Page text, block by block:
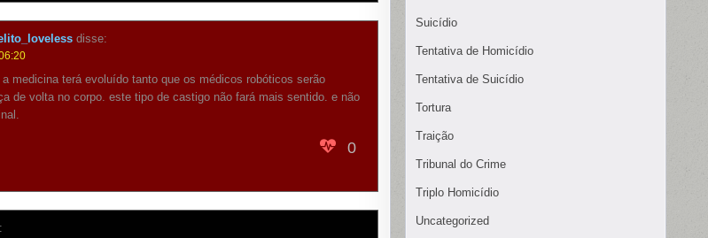
disse:
medicina terá evoluído tanto que os médicos robóticos serão
de volta no corpo. este tipo de castigo não fará mais sentido. e não
0
Suicídio
Tentativa de Homicídio
Tentativa de Suicídio
Tortura
Traição
Tribunal do Crime
Triplo Homicídio
Uncategorized